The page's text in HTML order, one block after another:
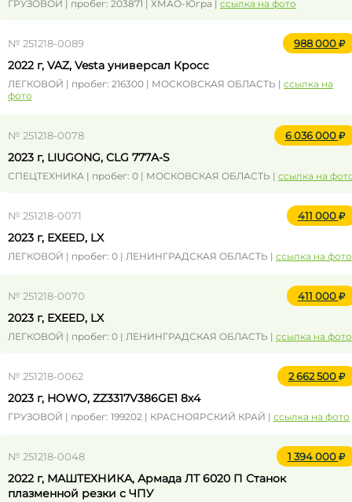
ГРУЗОВОЙ | пробег: 203871 | ХМАО-Югра | ссылка на фото
№ 251218-0089 988 000
2022 г, VAZ, Vesta универсал Кросс
ЛЕГКОВОЙ | пробег: 216300 | МОСКОВСКАЯ ОБЛАСТЬ | ссылка на
фото
№ 251218-0078 6 036 000
2023 г, LIUGONG, CLG 777А-S
СПЕЦТЕХНИКА | пробег: 0 | МОСКОВСКАЯ ОБЛАСТЬ | ссылка на
№ 251218-0071 411 000
2023 г, EXEED, LX
ЛЕГКОВОЙ | пробег: 0 | ЛЕНИНГРАДСКАЯ ОБЛАСТЬ | ссылка на фото
№ 251218-0070 411 000
2023 г, EXEED, LX
ЛЕГКОВОЙ | пробег: 0 | ЛЕНИНГРАДСКАЯ ОБЛАСТЬ | ссылка на фото
№ 251218-0062 2 662 500
2023 г, HOWO, ZZ3317V386GE1 8х4
ГРУЗОВОЙ | пробег: 199202 | КРАСНОЯРСКИЙ КРАЙ | ссылка на фото
№ 251218-0048 1 394 000
2022 г, МАШТЕХНИКА, Армада ЛТ 6020 П Станок
плазменной резки с ЧПУ